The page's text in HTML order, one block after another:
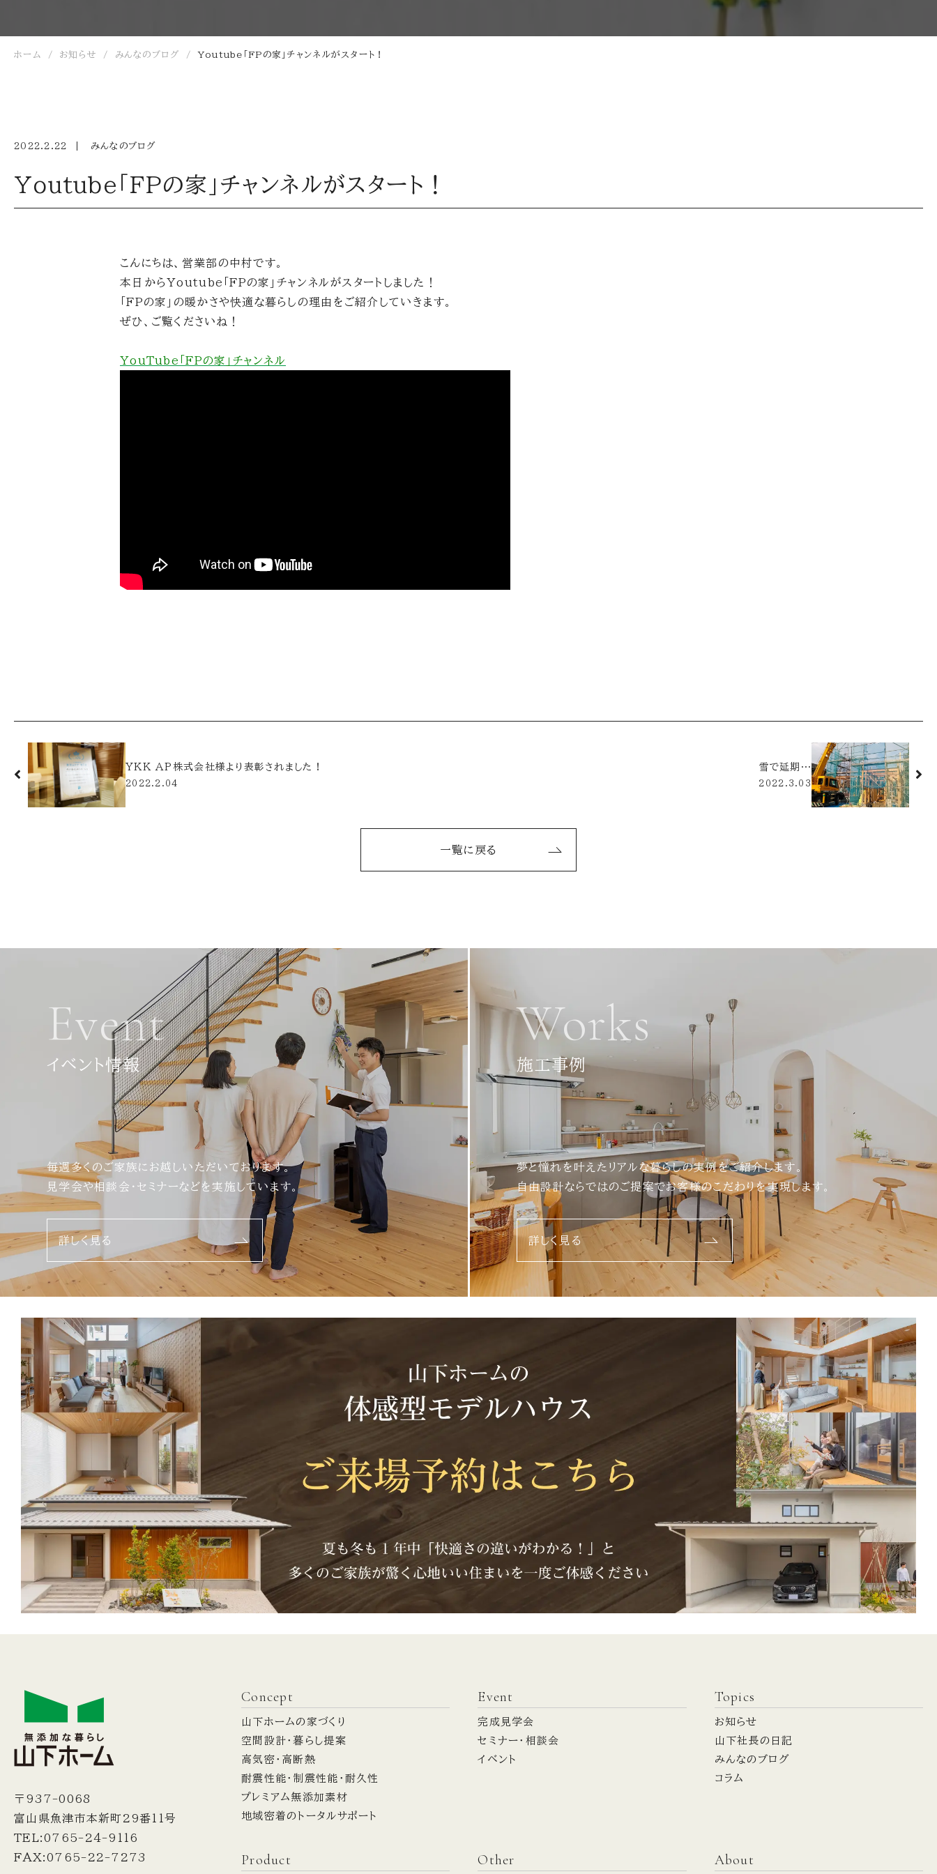
ホーム お知らせ みんなのブログ Youtube「FPの家」チャンネルがスタート！
2022.2.22 みんなのブログ
Youtube「FPの家」チャンネルがスタート！
こんにちは、営業部の中村です。
本日からYoutube「FPの家」チャンネルがスタートしました！
「FPの家」の暖かさや快適な暮らしの理由をご紹介していきます。
ぜひ、ご覧くださいね！
YouTube「FPの家」チャンネル
YKK AP株式会社様より表彰されました！
2022.2.04
雪で延期…
2022.3.03
一覧に戻る
Event
イベント情報
毎週多くのご家族にお越しいただいております。
見学会や相談会・セミナーなどを実施しています。
詳しく見る
Works
施工事例
夢と憧れを叶えたリアルな暮らしの実例をご紹介します。
自由設計ならではのご提案でお客様のこだわりを実現します。
詳しく見る
〒937-0068
富山県魚津市本新町29番11号
TEL:0765-24-9116
FAX:0765-22-7273
Concept
山下ホームの家づくり
空間設計・暮らし提案
高気密・高断熱
耐震性能・制震性能・耐久性
プレミアム無添加素材
地域密着のトータルサポート
Event
完成見学会
セミナー・相談会
イベント
Topics
お知らせ
山下社長の日記
みんなのブログ
コラム
Product Other About